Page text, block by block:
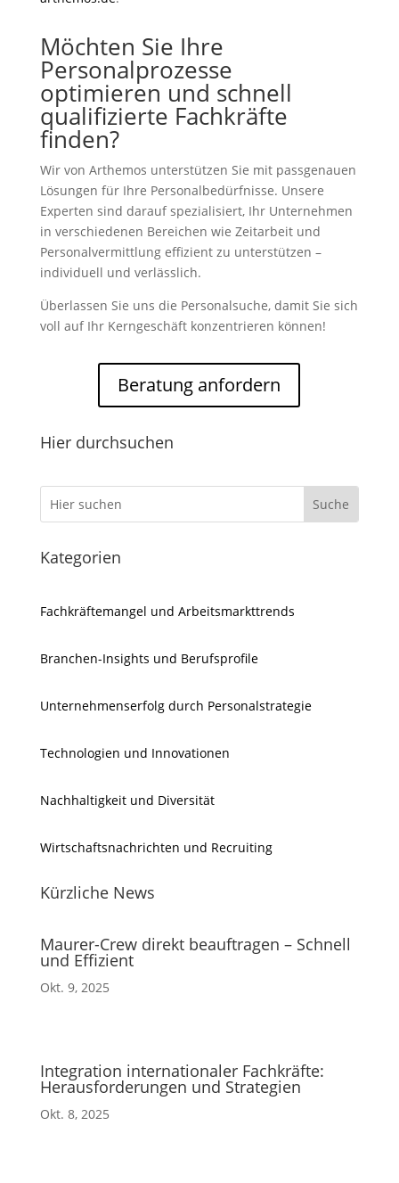
Möchten Sie Ihre
Personalprozesse
optimieren und schnell
qualifizierte Fachkräfte
finden?
Wir von Arthemos unterstützen Sie mit passgenauen
Lösungen für Ihre Personalbedürfnisse. Unsere
Experten sind darauf spezialisiert, Ihr Unternehmen
in verschiedenen Bereichen wie Zeitarbeit und
Personalvermittlung effizient zu unterstützen –
individuell und verlässlich.
Überlassen Sie uns die Personalsuche, damit Sie sich
voll auf Ihr Kerngeschäft konzentrieren können!
Beratung anfordern
Hier durchsuchen
Kategorien
Fachkräftemangel und Arbeitsmarkttrends
Branchen-Insights und Berufsprofile
Unternehmenserfolg durch Personalstrategie
Technologien und Innovationen
Nachhaltigkeit und Diversität
Wirtschaftsnachrichten und Recruiting
Kürzliche News
Maurer-Crew direkt beauftragen – Schnell
und Effizient
Okt. 9, 2025
Integration internationaler Fachkräfte:
Herausforderungen und Strategien
Okt. 8, 2025